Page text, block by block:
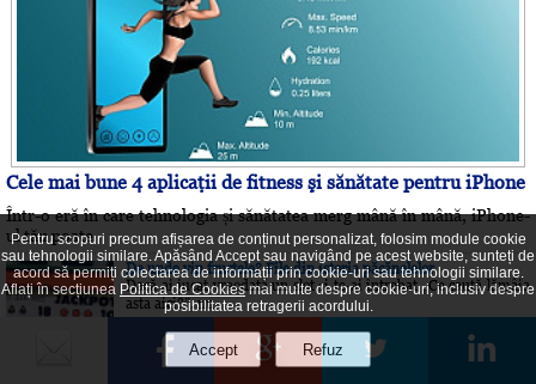
Cele mai bune 4 aplicaţii de fitness şi sănătate pentru iPhone
Într-o eră în care tehnologia și sănătatea merg mână în mână, iPhone-
ul tău poate
De unde vin fructele? File din istoria păcănelelor
Dacă ai jucat vreodată un slot și te-ai întrebat „Ce caută lămâia
asta aici?”, nu
Pentru scopuri precum afișarea de conținut personalizat, folosim module cookie
sau tehnologii similare. Apăsând Accept sau navigând pe acest website, sunteți de
acord să permiți colectarea de informații prin cookie-uri sau tehnologii similare.
Aflați în secțiunea Politica de Cookiesmai multe despre cookie-uri, inclusiv despre
posibilitatea retragerii acordului.